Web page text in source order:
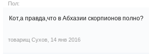
Пол:
Кот,а правда,что в Абхазии скорпионов полно?
товарищ Сухов 14 янв 2016